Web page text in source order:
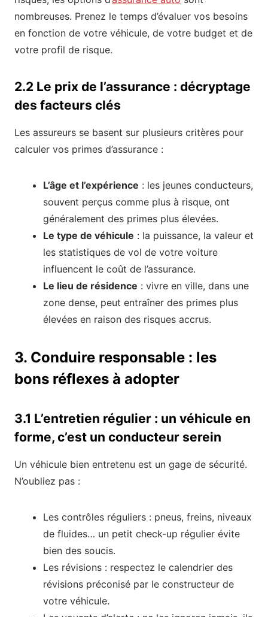
nombreuses. Prenez le temps d’évaluer vos besoins
en fonction de votre véhicule, de votre budget et de
votre profil de risque.
2.2 Le prix de l’assurance : décryptage
des facteurs clés
Les assureurs se basent sur plusieurs critères pour
calculer vos primes d’assurance :
L’âge et l’expérience : les jeunes conducteurs,
souvent perçus comme plus à risque, ont
généralement des primes plus élevées.
Le type de véhicule : la puissance, la valeur et
les statistiques de vol de votre voiture
influencent le coût de l’assurance.
Le lieu de résidence : vivre en ville, dans une
zone dense, peut entraîner des primes plus
élevées en raison des risques accrus.
3. Conduire responsable : les
bons réflexes à adopter
3.1 L’entretien régulier : un véhicule en
forme, c’est un conducteur serein
Un véhicule bien entretenu est un gage de sécurité.
N’oubliez pas :
Les contrôles réguliers : pneus, freins, niveaux
de fluides… un petit check-up régulier évite
bien des soucis.
Les révisions : respectez le calendrier des
révisions préconisé par le constructeur de
votre véhicule.